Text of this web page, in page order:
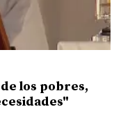
los pobres,